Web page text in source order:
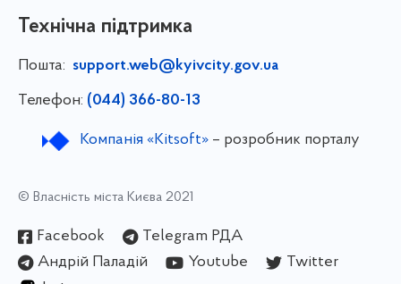
Технічна підтримка
Пошта: support.web@kyivcity.gov.ua
Телефон: (044) 366-80-13
Компанія «Kitsoft»– розробник порталу
© Власність міста Києва 2021
Facebook
Telegram РДА
Андрій Паладій
Youtube
Twitter